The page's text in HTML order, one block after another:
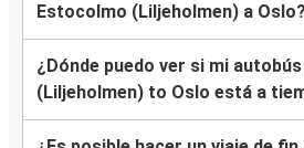
Estocolmo (Liljeholmen) a Oslo?
¿Dónde puedo ver si mi
(Liljeholmen) to Oslo está a